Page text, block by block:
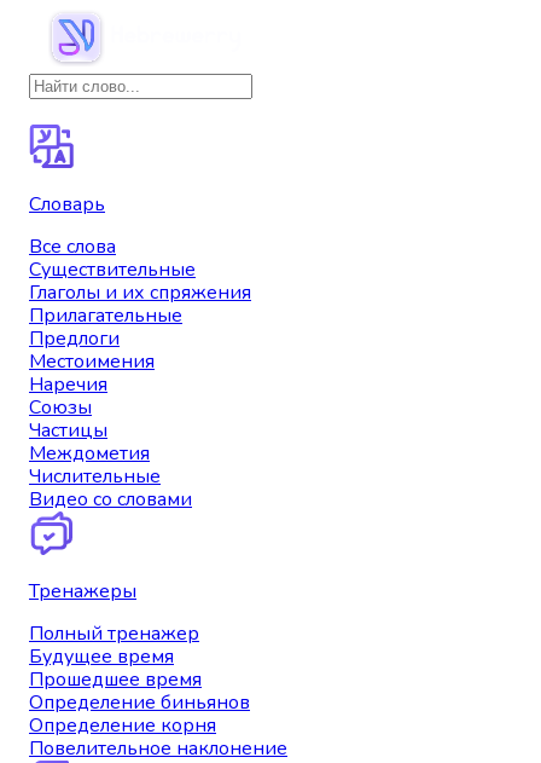
Словарь
Все слова
Существительные
Глаголы и их спряжения
Прилагательные
Предлоги
Местоимения
Наречия
Союзы
Частицы
Междометия
Числительные
Видео со словами
Тренажеры
Полный тренажер
Будущее время
Прошедшее время
Определение биньянов
Определение корня
Повелительное наклонение